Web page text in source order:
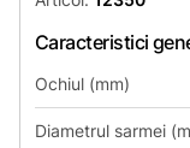
Caracteristici
Ochiul (mm)
Diametrul sarmei